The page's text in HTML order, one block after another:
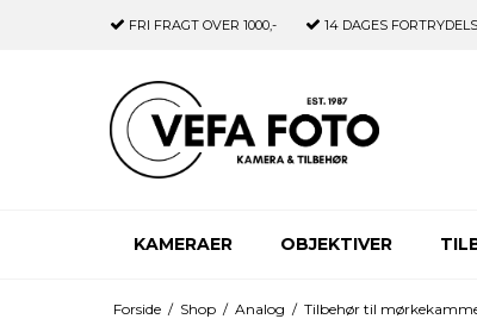
FRI FRAGT OVER 1000,- 14 DAGES
KAMERAER OBJEKTIVER
Forside / Shop / Analog / Tilbehør til